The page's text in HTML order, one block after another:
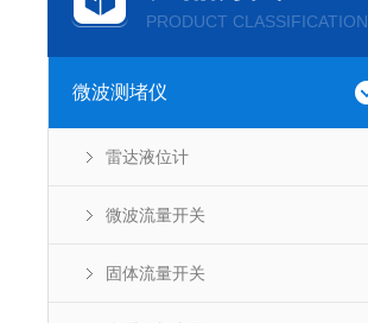
PRODUCT CLASSIFICATION
微波测堵仪
雷达液位计
微波流量开关
固体流量开关